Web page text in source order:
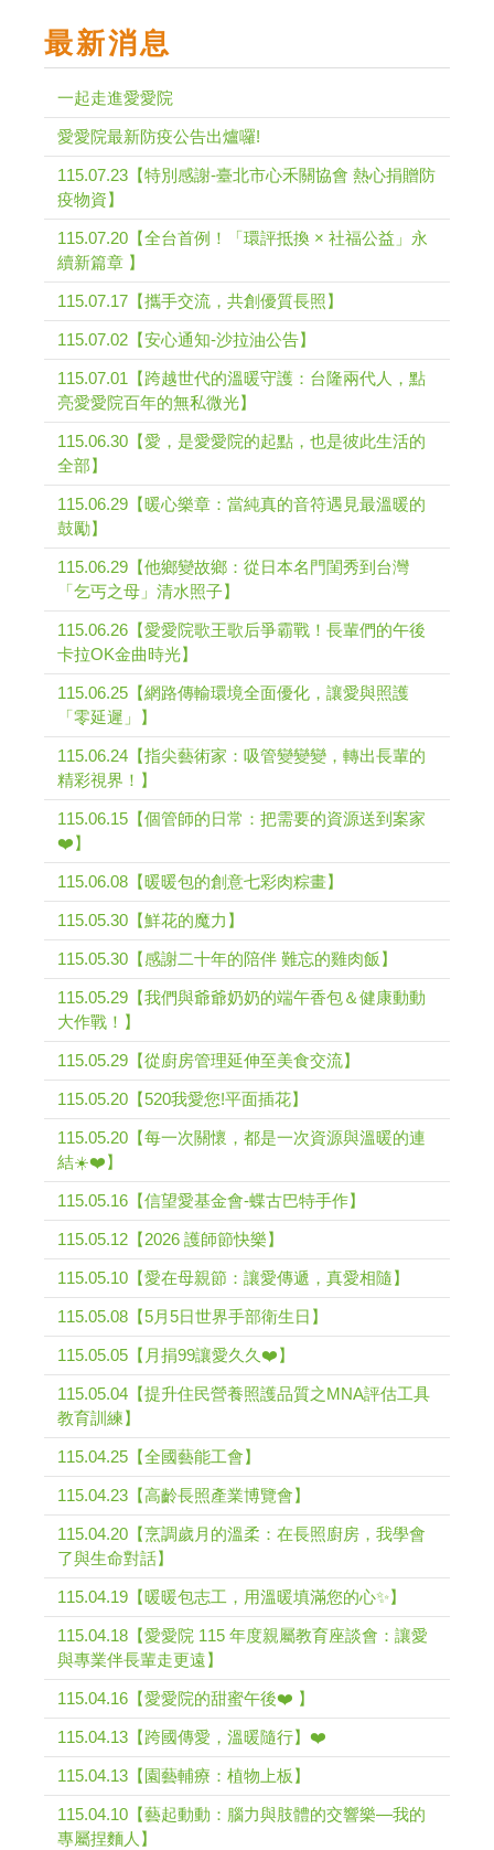
最新消息
一起走進愛愛院
愛愛院最新防疫公告出爐囉!
115.07.23【特別感謝-臺北市心禾關協會 熱心捐贈防
疫物資】
115.07.20【全台首例！「環評抵換 × 社福公益」永
續新篇章 】
115.07.17【攜手交流，共創優質長照】
115.07.02【安心通知-沙拉油公告】
115.07.01【跨越世代的溫暖守護：台隆兩代人，點
亮愛愛院百年的無私微光】
115.06.30【愛，是愛愛院的起點，也是彼此生活的
全部】
115.06.29【暖心樂章：當純真的音符遇見最溫暖的
鼓勵】
115.06.29【他鄉變故鄉：從日本名門閨秀到台灣
「乞丐之母」清水照子】
115.06.26【愛愛院歌王歌后爭霸戰！長輩們的午後
卡拉OK金曲時光】
115.06.25【網路傳輸環境全面優化，讓愛與照護
「零延遲」】
115.06.24【指尖藝術家：吸管變變變，轉出長輩的
精彩視界！】
115.06.15【個管師的日常：把需要的資源送到案家
❤️】
115.06.08【暖暖包的創意七彩肉粽畫】
115.05.30【鮮花的魔力】
115.05.30【感謝二十年的陪伴 難忘的雞肉飯】
115.05.29【我們與爺爺奶奶的端午香包＆健康動動
大作戰！】
115.05.29【從廚房管理延伸至美食交流】
115.05.20【520我愛您!平面插花】
115.05.20【每一次關懷，都是一次資源與溫暖的連
結☀️❤️】
115.05.16【信望愛基金會-蝶古巴特手作】
115.05.12【2026 護師節快樂】
115.05.10【愛在母親節：讓愛傳遞，真愛相隨】
115.05.08【5月5日世界手部衛生日】
115.05.05【月捐99讓愛久久❤️】
115.05.04【提升住民營養照護品質之MNA評估工具
教育訓練】
115.04.25【全國藝能工會】
115.04.23【高齡長照產業博覽會】
115.04.20【烹調歲月的溫柔：在長照廚房，我學會
了與生命對話】
115.04.19【暖暖包志工，用溫暖填滿您的心✨】
115.04.18【愛愛院 115 年度親屬教育座談會：讓愛
與專業伴長輩走更遠】
115.04.16【愛愛院的甜蜜午後❤️ 】
115.04.13【跨國傳愛，溫暖隨行】❤️
115.04.13【園藝輔療：植物上板】
115.04.10【藝起動動：腦力與肢體的交響樂—我的
專屬捏麵人】